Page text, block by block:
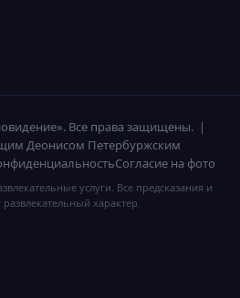
Все права защищены. |
Деонисом Петербуржским
Согласие на фото
услуги. Все предсказания и
развлекательный характер.